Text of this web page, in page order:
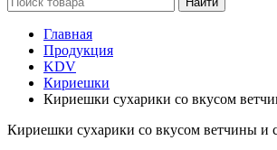
Главная
Продукция
KDV
Кириешки
Кириешки сухарики со вкусом
Кириешки сухарики со вкусом ветчины и